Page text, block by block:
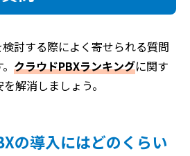
討する際によく寄せられる質問
クラウドPBXランキングに関す
解消しましょう。
の導入にはどのくらい